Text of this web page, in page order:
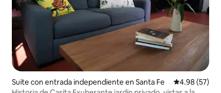
Suite con entrada independiente en Santa Fe Calificación
4.98 (57)